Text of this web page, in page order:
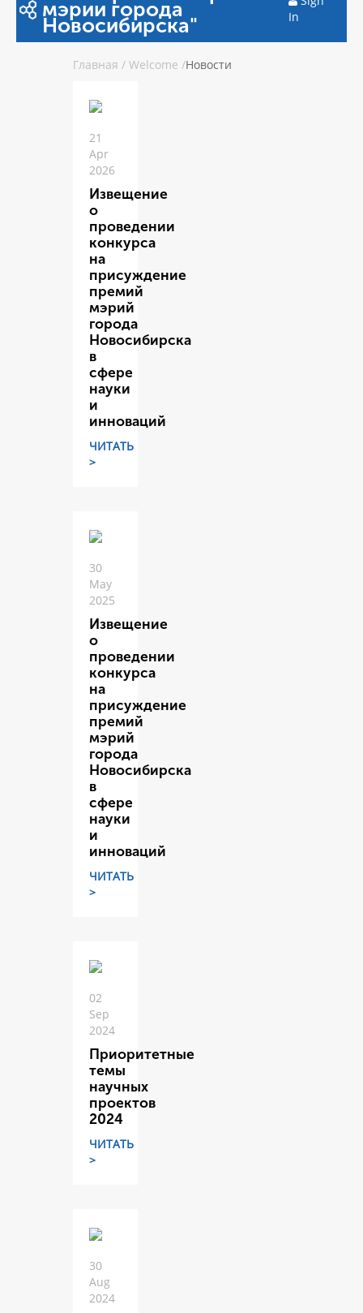
мэрии города
Новосибирска"
In
Главная / Welcome /Новости
21
Apr
2026
Извещение
о
проведении
конкурса
на
присуждение
премий
мэрий
города
Новосибирска
в
сфере
науки
и
инноваций
ЧИТАТЬ
>
30
May
2025
Извещение
о
проведении
конкурса
на
присуждение
премий
мэрий
города
Новосибирска
в
сфере
науки
и
инноваций
ЧИТАТЬ
>
02
Sep
2024
Приоритетные
темы
научных
проектов
2024
ЧИТАТЬ
>
30
Aug
2024